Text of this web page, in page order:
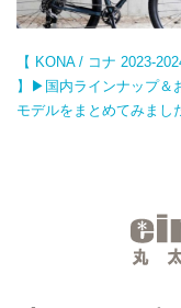
【 KONA / コナ 2023-
】▶国内ラインナップ＆
モデルをまとめてみまし